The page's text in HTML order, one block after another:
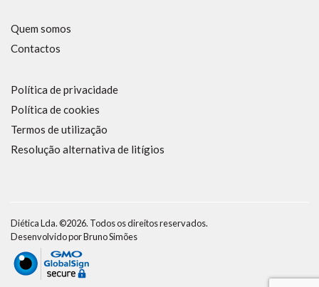
Quem somos
Contactos
Política de privacidade
Política de cookies
Termos de utilização
Resolução alternativa de litígios
Diética Lda. ©2026. Todos os direitos reservados.
Desenvolvido porBruno Simões